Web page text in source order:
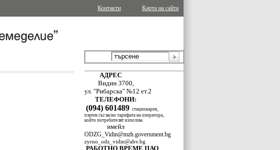
Карта на сайта
Контакти
АДРЕС
Видин 3700,
ул. "Рибарска" №12 ет.2
ТЕЛЕФОНИ:
(094) 601489 стационарен,
платен съгласно тарифата на оператора,
който потребителят използва
имейл
ODZG_Vidin@mzh.government.bg
zyrno_odz_vidin@abv.bg
РАБОТНО ВРЕМЕ ЦАО